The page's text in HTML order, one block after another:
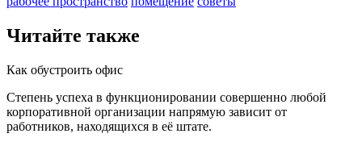
Читайте также
Как обустроить офис
Степень успеха в функционировании совершенно любой
корпоративной организации напрямую зависит от
работников, находящихся в её штате.